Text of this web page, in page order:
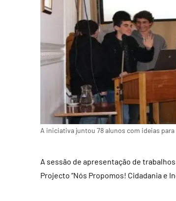
A iniciativa juntou 78 alunos com ideias
A sessão de apresentação de
Projecto “Nós Propomos! Cidadania e